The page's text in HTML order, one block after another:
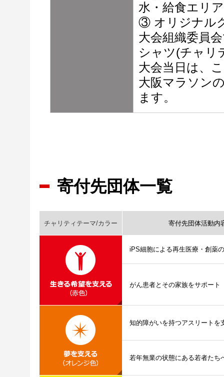
水・給食エリ
③ オリジナル
大会組織委員
シャツ(チャリ
大会当日は、
大阪マラソン
ます。
寄付先団体一覧
チャリティテーマ/カラー 寄付先団体活動内
iPS細胞による再生医療・創薬
がん患者とその家族をサポート
知的障がいを持つアスリートを
若年無業の状態にある若者たち